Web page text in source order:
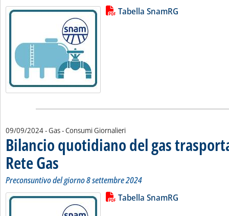
Leggi tutta la notizia: 'Bilancio
Lista allegati PDF alla notiziaTabella SnamRG
09/09/2024- Gas - Consumi Giornalieri
Bilancio quotidiano del gas
Rete Gas . Sottotitolo: Preconsuntivo del giorno 8 settembre 2024
. Pubblicata lunedì 09 settembre 2024 alle 11.15.
Preconsuntivo del giorno 8 settembre 2024
Leggi tutta la notizia: 'Bilancio
Lista allegati PDF alla notiziaTabella SnamRG